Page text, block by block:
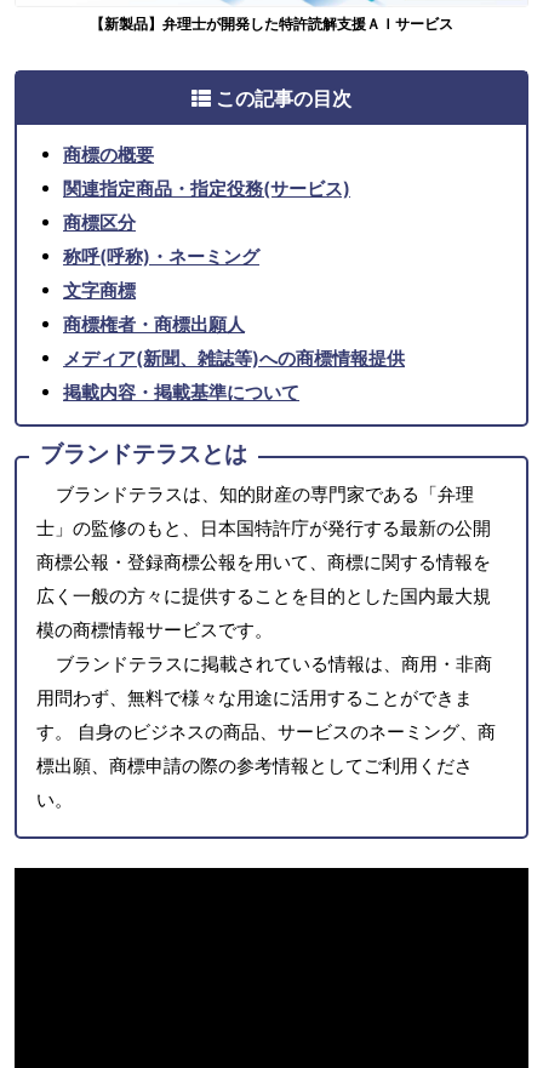
【新製品】弁理士が開発した特許読解支援ＡＩサービス
この記事の目次
商標の概要
関連指定商品・指定役務(サービス)
商標区分
称呼(呼称)・ネーミング
文字商標
商標権者・商標出願人
メディア(新聞、雑誌等)への商標情報提供
掲載内容・掲載基準について
ブランドテラスとは
ブランドテラスは、知的財産の専門家である「弁理
士」の監修のもと、日本国特許庁が発行する最新の公開
商標公報・登録商標公報を用いて、商標に関する情報を
広く一般の方々に提供することを目的とした国内最大規
模の商標情報サービスです。
ブランドテラスに掲載されている情報は、商用・非商
用問わず、無料で様々な用途に活用することができま
す。 自身のビジネスの商品、サービスのネーミング、商
標出願、商標申請の際の参考情報としてご利用くださ
い。